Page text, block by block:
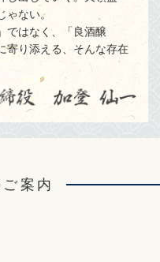
ゃない。
ではなく、「良酒醸
寄り添える、そんな存在
案内